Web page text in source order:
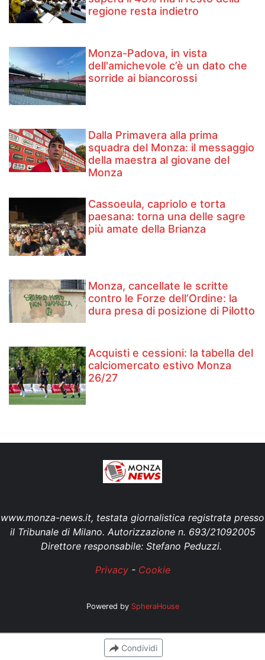
regione resta indietro
Monza-Padova, in vista
dell'amichevole c’è un dato che
sorride ai biancorossi
Dalla Primavera alla prima
squadra del Monza: il messaggio
della maestra al giovane del
Monza
Cassoeula, capriolo e torta
paesana: torna una delle sagre
più amate della Brianza
Monza, cancellate le scritte
contro le Forze dell’Ordine: la
dura presa di posizione di Pilotto
Acquisti e cessioni: la tabella del
calciomercato estivo Monza
26/27
www.monza-news.it, testata giornalistica registrata presso
il Tribunale di Milano. Autorizzazione n. 693/21092005
Direttore responsabile: Stefano Peduzzi.
Privacy- Cookie
Powered by SpheraHouse
Condividi